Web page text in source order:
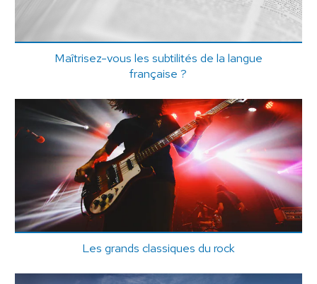
Maîtrisez-vous les subtilités de la langue
française ?
Les grands classiques du rock